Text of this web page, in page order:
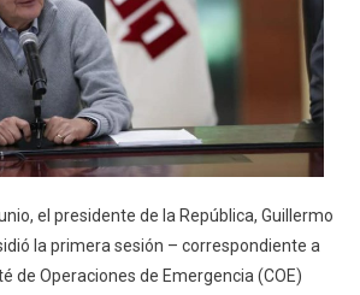
Las
Actividades
Desde
El
De
Junio
el presidente de la República, Guillermo
la primera sesión – correspondiente a
de Operaciones de Emergencia (COE)